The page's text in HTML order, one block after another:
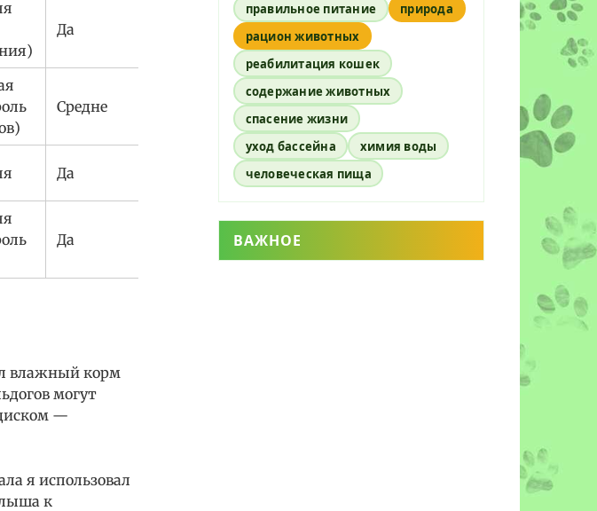
Да
Средне
Да
Да
влажный корм
могут
—
я использовал
к
правильное питание
природа
рацион животных
реабилитация кошек
содержание животных
спасение жизни
уход бассейна
химия воды
человеческая пища
ВАЖНОЕ